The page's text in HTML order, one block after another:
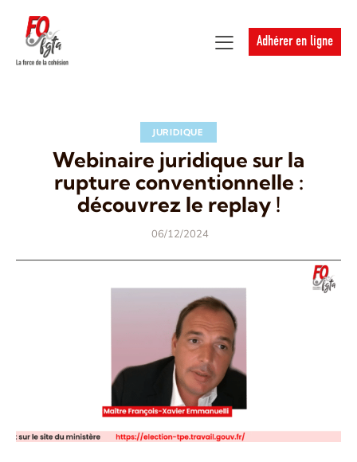
Adhérer en ligne
JURIDIQUE
Webinaire juridique sur la
rupture conventionnelle :
découvrez le replay !
06/12/2024